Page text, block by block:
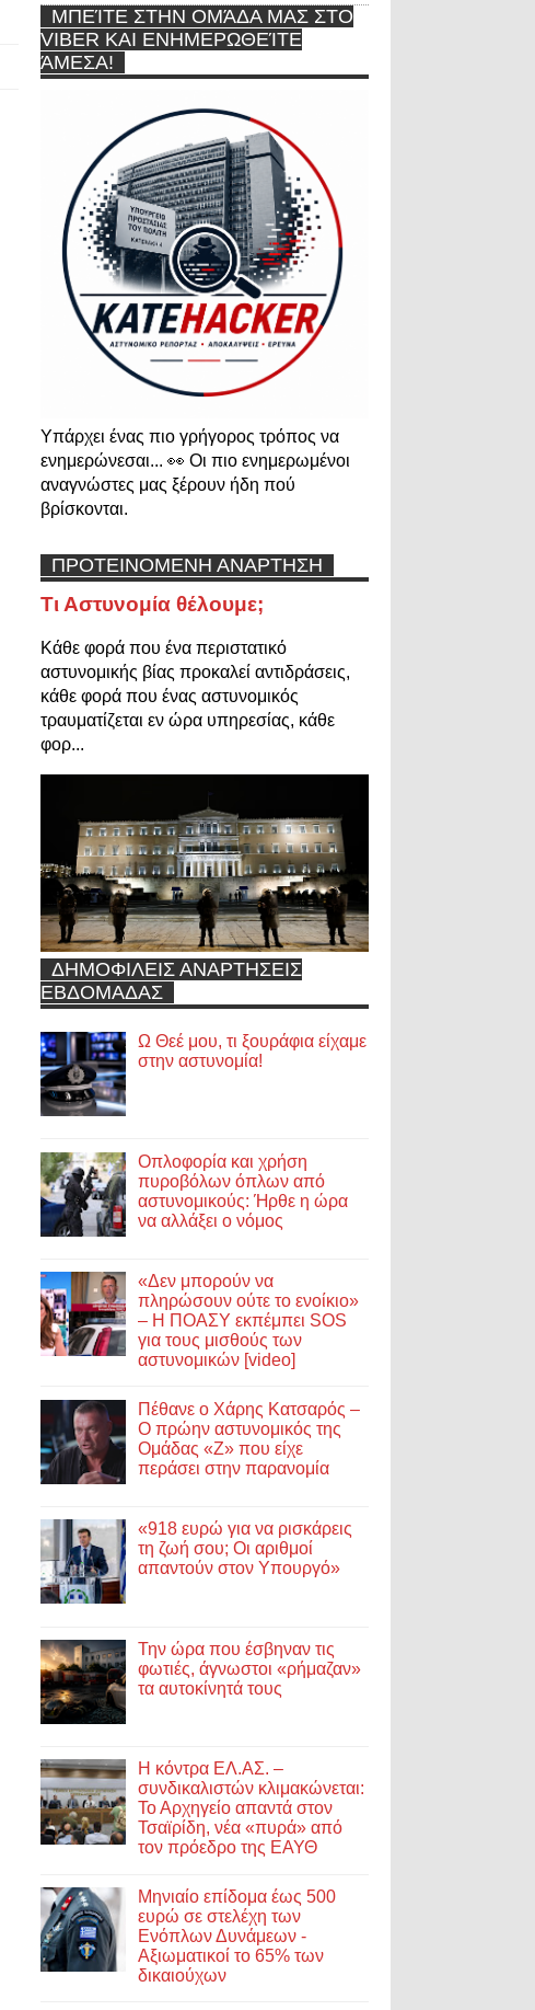
ΜΠΕΊΤΕ ΣΤΗΝ ΟΜΆΔΑ ΜΑΣ ΣΤΟ
VIBER ΚΑΙ ΕΝΗΜΕΡΩΘΕΊΤΕ
ΆΜΕΣΑ!
Υπάρχει ένας πιο γρήγορος τρόπος να
ενημερώνεσαι... 👀 Οι πιο ενημερωμένοι
αναγνώστες μας ξέρουν ήδη πού
βρίσκονται.
ΠΡΟΤΕΙΝΟΜΕΝΗ ΑΝΑΡΤΗΣΗ
Τι Αστυνομία θέλουμε;
Κάθε φορά που ένα περιστατικό
αστυνομικής βίας προκαλεί αντιδράσεις,
κάθε φορά που ένας αστυνομικός
τραυματίζεται εν ώρα υπηρεσίας, κάθε
φορ...
ΔΗΜΟΦΙΛΕΙΣ ΑΝΑΡΤΗΣΕΙΣ
ΕΒΔΟΜΑΔΑΣ
Ω Θεέ μου, τι ξουράφια είχαμε
στην αστυνομία!
Οπλοφορία και χρήση
πυροβόλων όπλων από
αστυνομικούς: Ήρθε η ώρα
να αλλάξει ο νόμος
«Δεν μπορούν να
πληρώσουν ούτε το ενοίκιο»
– Η ΠΟΑΣΥ εκπέμπει SOS
για τους μισθούς των
αστυνομικών [video]
Πέθανε ο Χάρης Κατσαρός –
Ο πρώην αστυνομικός της
Ομάδας «Ζ» που είχε
περάσει στην παρανομία
«918 ευρώ για να ρισκάρεις
τη ζωή σου; Οι αριθμοί
απαντούν στον Υπουργό»
Την ώρα που έσβηναν τις
φωτιές, άγνωστοι «ρήμαζαν»
τα αυτοκίνητά τους
Η κόντρα ΕΛ.ΑΣ. –
συνδικαλιστών κλιμακώνεται:
Το Αρχηγείο απαντά στον
Τσαϊρίδη, νέα «πυρά» από
τον πρόεδρο της ΕΑΥΘ
Μηνιαίο επίδομα έως 500
ευρώ σε στελέχη των
Ενόπλων Δυνάμεων -
Αξιωματικοί το 65% των
δικαιούχων